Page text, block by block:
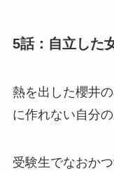
5話：自立した
熱を出した櫻井
に作れない自分
受験生でなおか